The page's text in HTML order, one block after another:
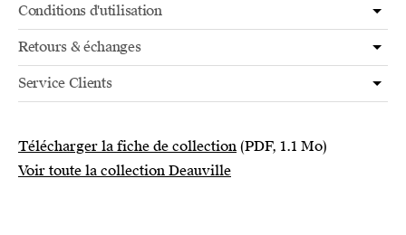
Conditions d'utilisation
Retours & échanges
Service Clients
Télécharger la fiche de collection (PDF, 1.1 Mo)
Voir toute la collection Deauville